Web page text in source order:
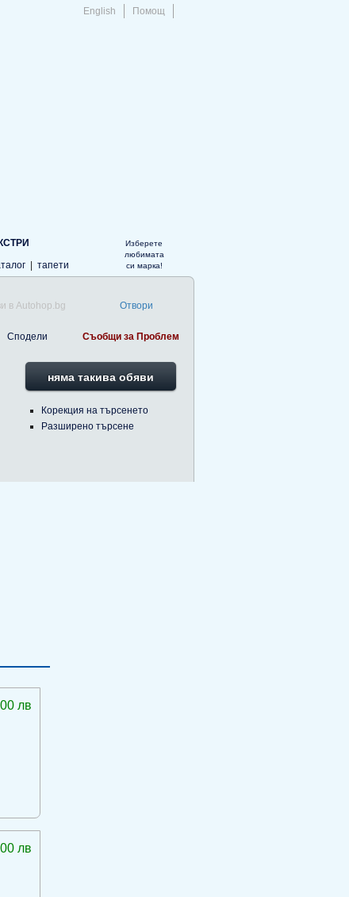
English Помощ
тапети
Изберете
любимата
си марка!
в Autohop.bg Отвори
Сподели Съобщи за Проблем
няма такива обяви
Корекция на търсенето
Разширено търсене
лв
лв